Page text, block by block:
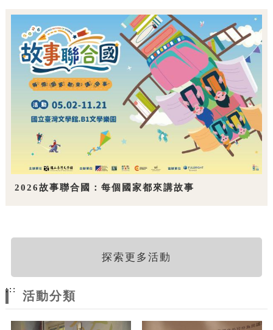
2026故事聯合國：每個國家都來講故事
探索更多活動
:::
活動分類